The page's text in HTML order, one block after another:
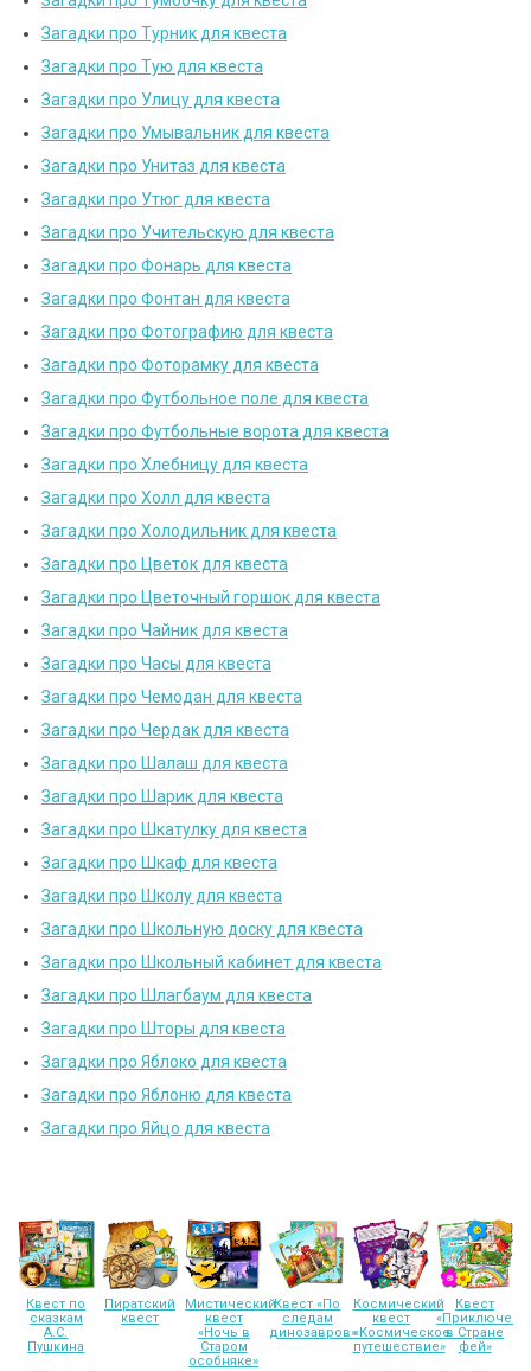
Загадки про Турник для квеста
Загадки про Тую для квеста
Загадки про Улицу для квеста
Загадки про Умывальник для квеста
Загадки про Унитаз для квеста
Загадки про Утюг для квеста
Загадки про Учительскую для квеста
Загадки про Фонарь для квеста
Загадки про Фонтан для квеста
Загадки про Фотографию для квеста
Загадки про Фоторамку для квеста
Загадки про Футбольное поле для квеста
Загадки про Футбольные ворота для квеста
Загадки про Хлебницу для квеста
Загадки про Холл для квеста
Загадки про Холодильник для квеста
Загадки про Цветок для квеста
Загадки про Цветочный горшок для квеста
Загадки про Чайник для квеста
Загадки про Часы для квеста
Загадки про Чемодан для квеста
Загадки про Чердак для квеста
Загадки про Шалаш для квеста
Загадки про Шарик для квеста
Загадки про Шкатулку для квеста
Загадки про Шкаф для квеста
Загадки про Школу для квеста
Загадки про Школьную доску для квеста
Загадки про Школьный кабинет для квеста
Загадки про Шлагбаум для квеста
Загадки про Шторы для квеста
Загадки про Яблоко для квеста
Загадки про Яблоню для квеста
Загадки про Яйцо для квеста
Квест по
сказкам
А.С.
Пушкина
Пиратский
квест
Мистический
квест
«Ночь в
Старом
особняке»
Квест «По
следам
динозавров»
Космический
квест
«Космическое
путешествие»
Квест
в Стране
фей»